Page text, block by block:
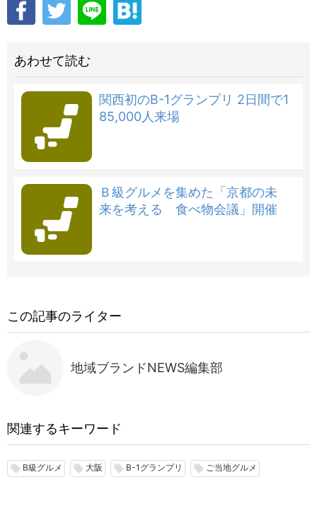
あわせて読む
関西初のB-1グランプリ 2日間で1
85,000人来場
Ｂ級グルメを集めた「京都の未
来を考える 食べ物会議」開催
この記事のライター
地域ブランドNEWS編集部
関連するキーワード
local_offer B級グルメ local_offer 大阪 local_offer B-1グランプリ local_offer ご当地グルメ